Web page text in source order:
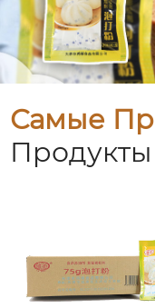
Самые
Продукты